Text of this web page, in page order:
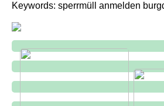
Keywords: sperrmüll anmelden